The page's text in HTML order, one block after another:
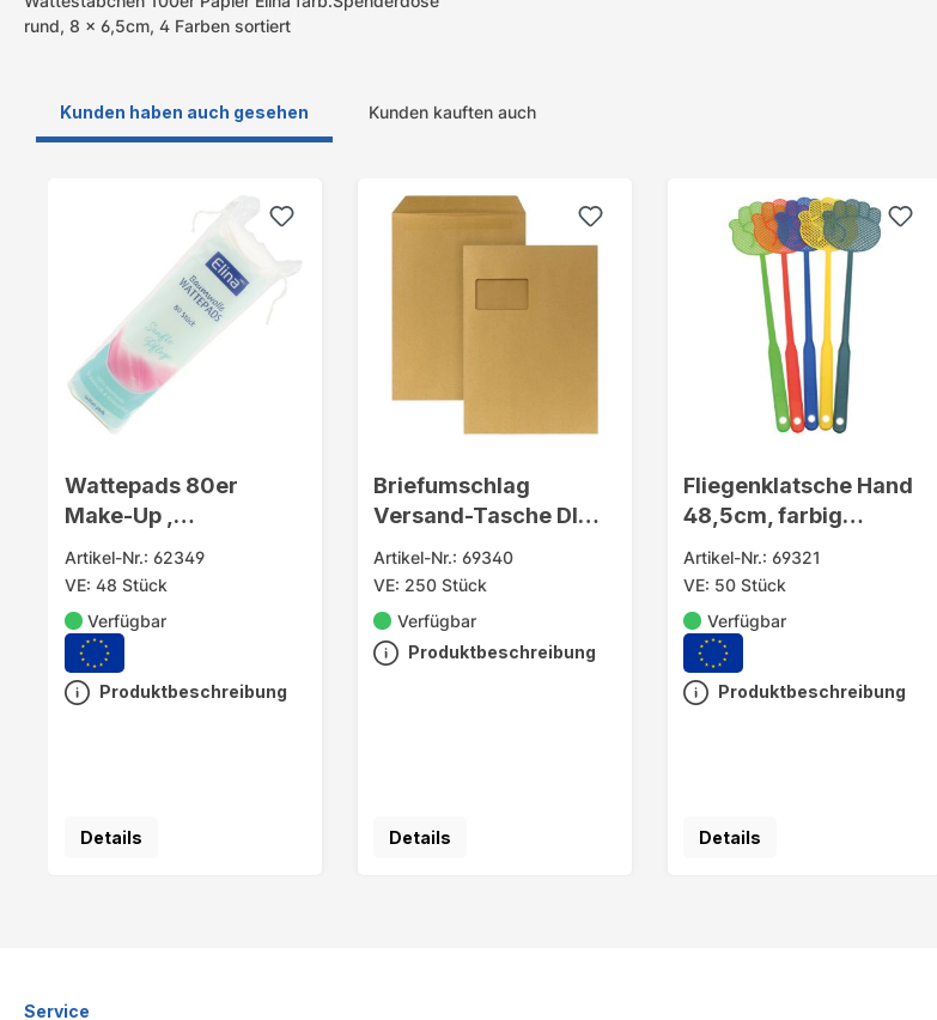
rund, 8 x 6,5cm, 4 Farben sortiert
Kunden haben auch gesehen Kunden kauften auch
Wattepads 80er
Make-Up ,
Durchmesser 5 cm
Artikel-Nr.: 62349
VE: 48 Stück
Verfügbar
Produktbeschreibung
Details
Briefumschlag
Versand-Tasche DIN
C4 mit Fenster
Artikel-Nr.: 69340
VE: 250 Stück
Verfügbar
Produktbeschreibung
Details
Fliegenklatsche Hand
48,5cm, farbig
sortiert
Artikel-Nr.: 69321
VE: 50 Stück
Verfügbar
Produktbeschreibung
Details
Service